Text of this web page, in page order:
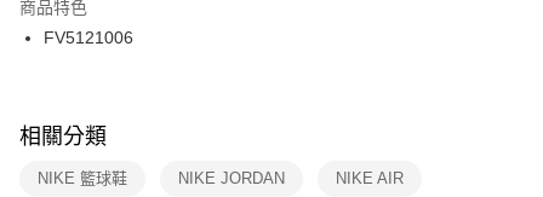
３．收到繳費通知簡訊後14天內，點擊此簡訊中的連結，可透過四大超商／
ATM／網路銀行／等多元方式進行付款，方視為交易完成。
※ 交易是否成功請以「AFTEE先享後付 」之結帳頁面顯示為準，若有關於
是否繳費成功／繳費後需取消欲退款等相關疑問，請聯繫「AFTEE先享後付
客戶支援中心」
https://netprotections.freshdesk.com/support/home
商品特色
FV5121006
相關分類
NIKE 籃球鞋 NIKE JORDAN NIKE AIR